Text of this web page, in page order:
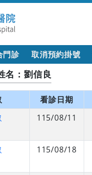
門診 取消預約掛號
名：劉信良
看診日期
115/08/11
115/08/18